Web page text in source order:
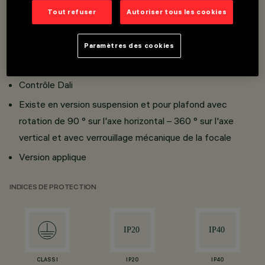
au plafond sur une embase
Adaptateur intégré
Contrôle Dali
Existe en version suspension et pour plafond avec
rotation de 90 ° sur l'axe horizontal – 360 ° sur l'axe
vertical et avec verrouillage mécanique de la focale
Version applique
INDICES DE PROTECTION
CLASS I IP20 IP40
Tout refuser Autoriser tous les cookies
Paramètres des cookies